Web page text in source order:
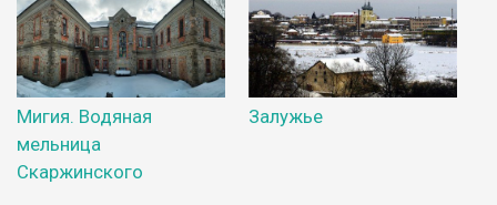
Мигия. Водяная
мельница
Скаржинского
Залужье